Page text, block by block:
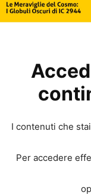
I contenuti che
Per accedere